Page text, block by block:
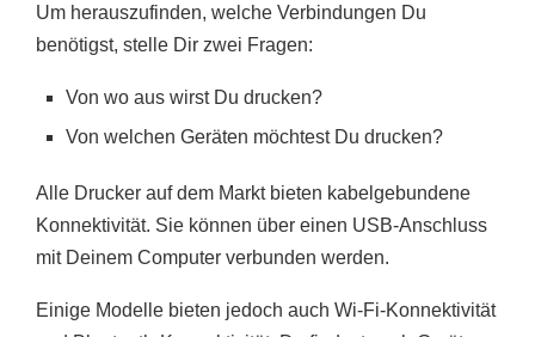
Um herauszufinden, welche Verbindungen Du
benötigst, stelle Dir zwei Fragen:
Von wo aus wirst Du drucken?
Von welchen Geräten möchtest Du drucken?
Alle Drucker auf dem Markt bieten kabelgebundene
Konnektivität. Sie können über einen USB-Anschluss
mit Deinem Computer verbunden werden.
Einige Modelle bieten jedoch auch Wi-Fi-Konnektivität